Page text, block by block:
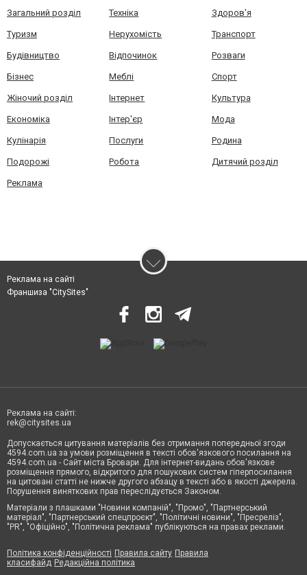
Загальний розділ Техніка Здоров'я
Туризм Нерухомість Транспорт
Будівництво Відпочинок Розваги
Бізнес Меблі Спорт
Жіночий розділ Інтернет Культура
Економіка Інтер'єр Мода
Кулінарія Послуги Родина
Подорожі Робота Дитячий розділ
Реклама
Реклама на сайті
Франшиза "CitySites"
Реклама на сайті:
rek@citysites.ua
Допускається цитування матеріалів без отримання попередньої згоди
4594.com.ua за умови розміщення в тексті обов'язкового посилання на
4594.com.ua - Сайт міста Бровари. Для інтернет-видань обов'язкове
розміщення прямого, відкритого для пошукових систем гіперпосилання
на цитовані статті не нижче другого абзацу в тексті або в якості джерела.
Порушення виняткових прав переслідується Законом.
Матеріали з плашками "Новини компаній", "Промо", "Партнерський
матеріал", "Партнерський спецпроєкт", "Політичні новини", "Пресреліз",
"PR", "Офіційно", "Політична реклама" публікуються на правах реклами.
Політика конфіденційності Правила сайту Правила
класифайд Редакційна політика